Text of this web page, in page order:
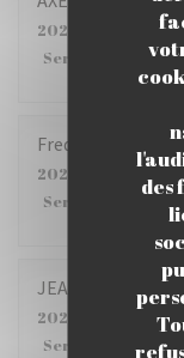
des
2026-07-22
-
Service
Frederic
2026-07-23
-
Service
JEAN PHILIPPE
2026-07-23
-
Service
/5